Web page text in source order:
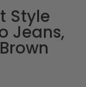
Style
Jeans,